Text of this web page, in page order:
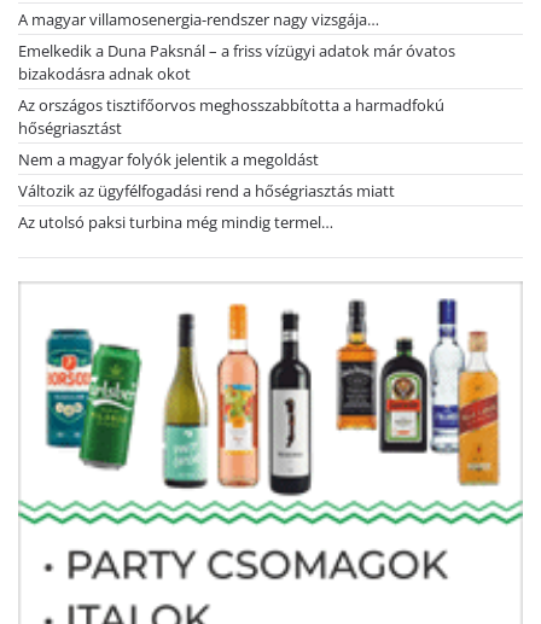
A magyar villamosenergia-rendszer nagy vizsgája…
Emelkedik a Duna Paksnál – a friss vízügyi adatok már óvatos
bizakodásra adnak okot
Az országos tisztifőorvos meghosszabbította a harmadfokú
hőségriasztást
Nem a magyar folyók jelentik a megoldást
Változik az ügyfélfogadási rend a hőségriasztás miatt
Az utolsó paksi turbina még mindig termel…